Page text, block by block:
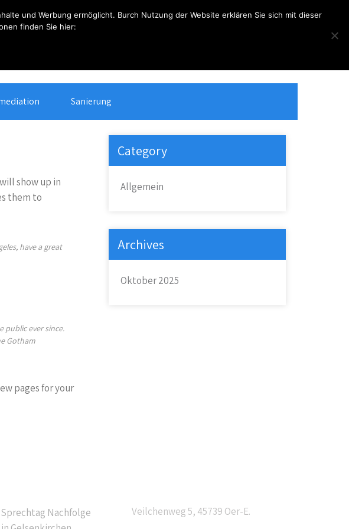
Sanierung
show up in
them to
have a great
public ever since.
Gotham
pages for your
Category
Allgemein
Archives
Oktober 2025
Nachfolge
Veilchenweg 5, 45739 Oer-E.
und Werbung ermöglicht. Burch Nutzung der Website erklären Sie sich mit dieser
finden Sie hier: